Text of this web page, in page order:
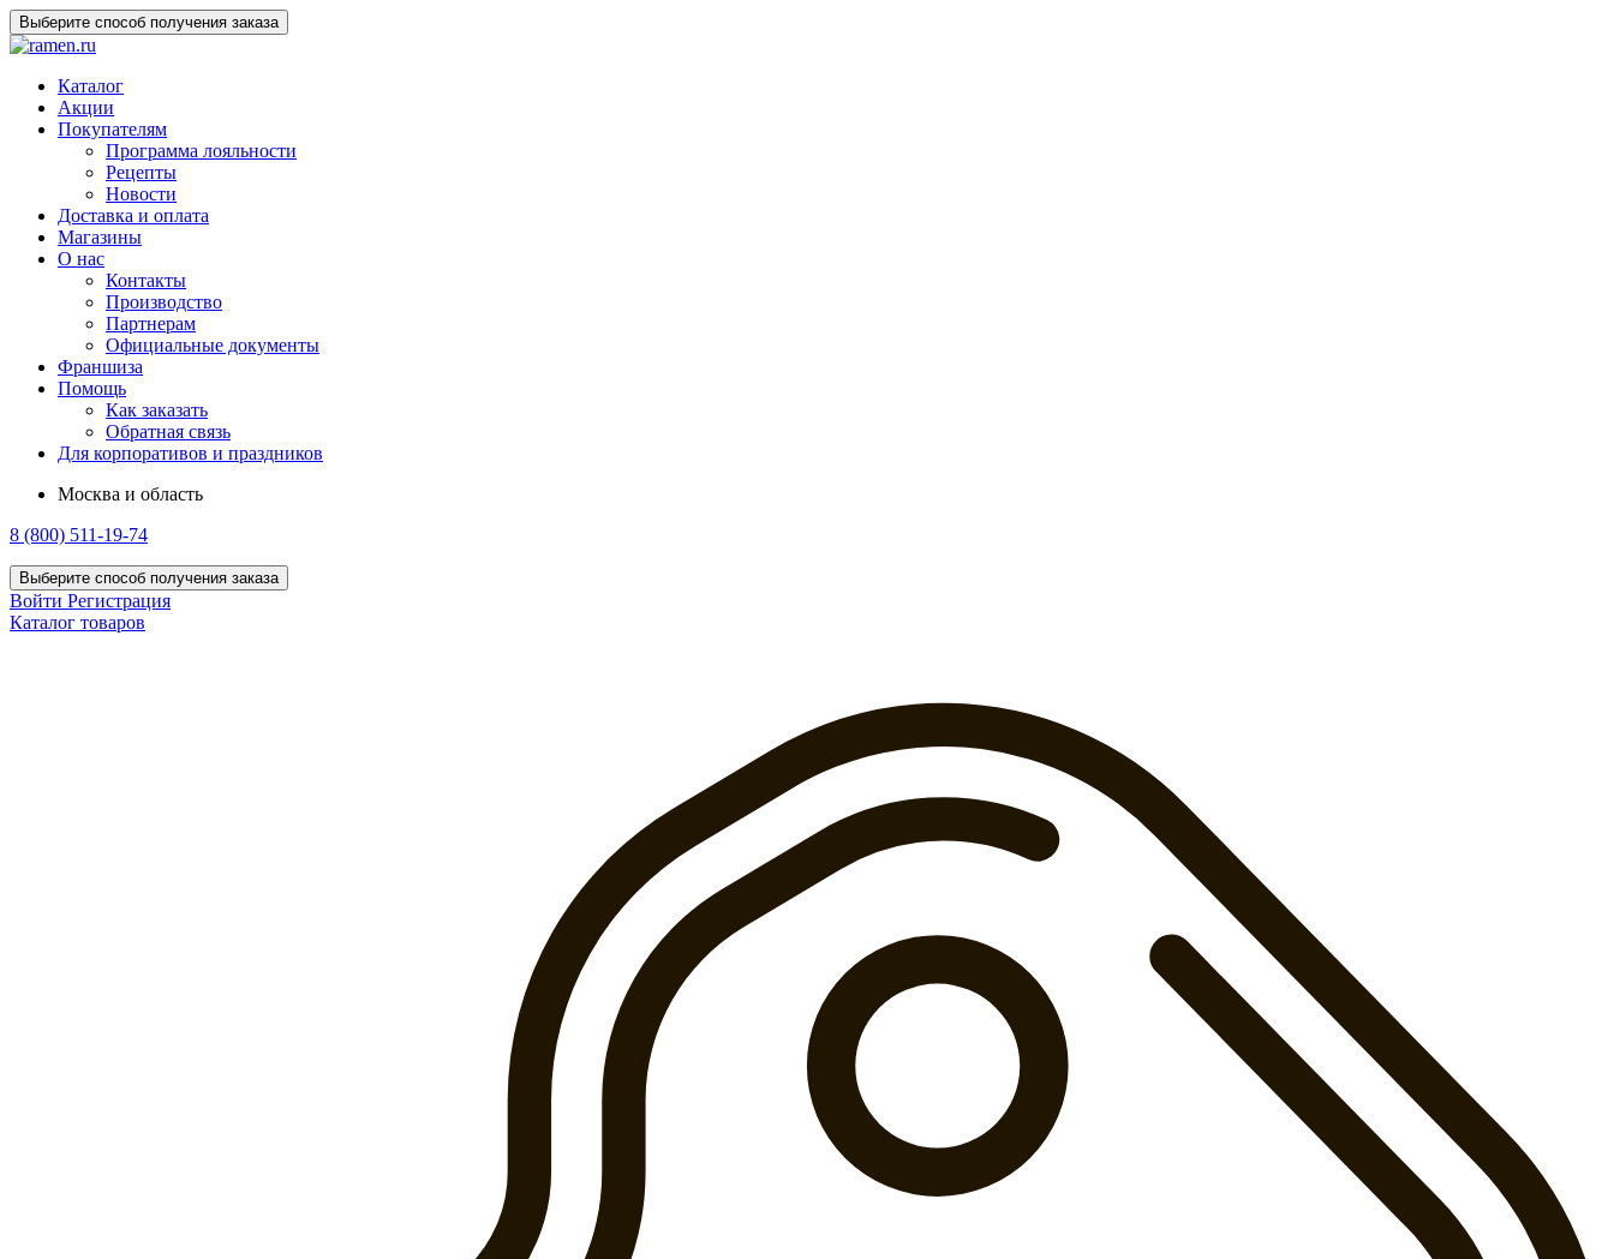
Выберите способ получения заказа
Каталог
Акции
Покупателям
Программа лояльности
Рецепты
Новости
Доставка и оплата
Магазины
О нас
Контакты
Производство
Партнерам
Официальные документы
Франшиза
Помощь
Как заказать
Обратная связь
Для корпоративов и праздников
Москва и область
8 (800) 511-19-74
Выберите способ получения заказа
Войти Регистрация
Каталог товаров